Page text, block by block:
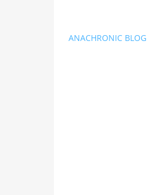
ANACHRONIC BLOG